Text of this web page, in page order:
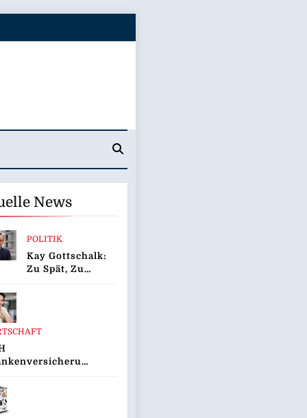
News
POLITIK
Kay Gottschalk:
Zu Spät, Zu
Schuldig